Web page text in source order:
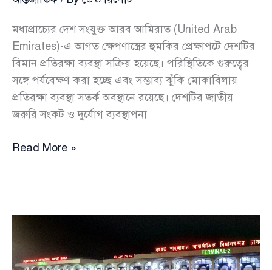
সরকারের
মধ্যপ্রাচ্যের দেশ সংযুক্ত আরব আমিরাত (United Arab
Emirates)-এ আগত ক্ষেপণাস্ত্রের হুমকির প্রেক্ষাপটে দেশটির
বিমান প্রতিরক্ষা ব্যবস্থা সক্রিয় হয়েছে। পরিস্থিতিকে গুরুত্বের
সঙ্গে পর্যবেক্ষণ করা হচ্ছে এবং সম্ভাব্য ঝুঁকি মোকাবিলায়
প্রতিরক্ষা ব্যবস্থা সতর্ক অবস্থানে রয়েছে। দেশটির জাতীয়
জরুরি সংকট ও দুর্যোগ ব্যবস্থাপনা
নতুন
আমিরাতে
ইরানের
হামলা,
নাগরিকদের
Read More »